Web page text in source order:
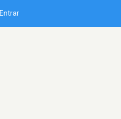
Entrar